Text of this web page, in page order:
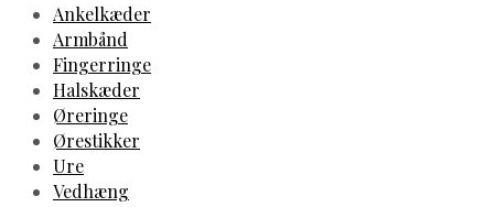
Ankelkæder
Armbånd
Fingerringe
Halskæder
Øreringe
Ørestikker
Ure
Vedhæng